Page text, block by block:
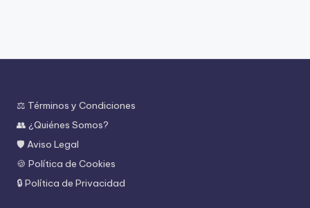
⚖️ Términos y Condiciones
👥 ¿Quiénes Somos?
🛡️ Aviso Legal
🍪 Política de Cookies
🔒 Política de Privacidad